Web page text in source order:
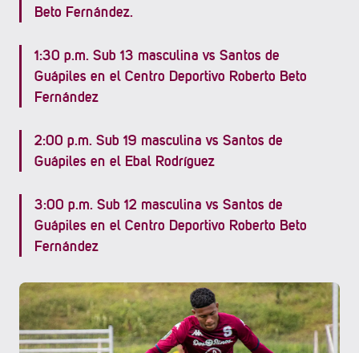
Beto Fernández.
1:30 p.m. Sub 13 masculina vs Santos de
Guápiles en el Centro Deportivo Roberto Beto
Fernández
2:00 p.m. Sub 19 masculina vs Santos de
Guápiles en el Ebal Rodríguez
3:00 p.m. Sub 12 masculina vs Santos de
Guápiles en el Centro Deportivo Roberto Beto
Fernández